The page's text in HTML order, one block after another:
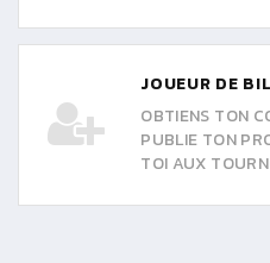
JOUEUR DE
OBTIENS TON
PUBLIE TON
TOI AUX